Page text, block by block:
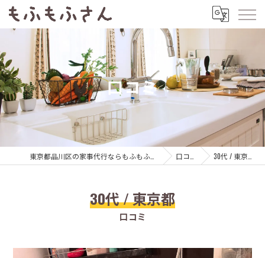
口コミ
口コミ 30代 / 東京都
口コミ
30代 / 東京都